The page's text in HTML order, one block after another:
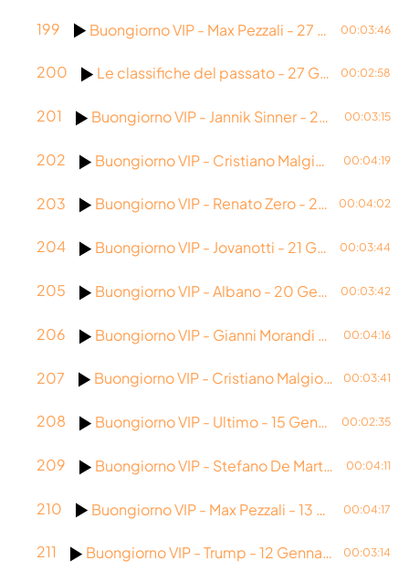
199 Buongiorno VIP - Max Pezzali - 27 Gennaio 2026 00:03:46
200 Le classifiche del passato - 27 Gennaio 2026 00:02:58
201 Buongiorno VIP - Jannik Sinner - 26 Gennaio 2026 00:03:15
202 Buongiorno VIP - Cristiano Malgioglio - 23 Gennaio 2026 00:04:19
203 Buongiorno VIP - Renato Zero - 22 Gennaio 2026 00:04:02
204 Buongiorno VIP - Jovanotti - 21 Gennaio 2026 00:03:44
205 Buongiorno VIP - Albano - 20 Gennaio 2026 00:03:42
206 Buongiorno VIP - Gianni Morandi - 19 Gennaio 2026 00:04:16
207 Buongiorno VIP - Cristiano Malgioglio - 16 Gennaio 2026 00:03:41
208 Buongiorno VIP - Ultimo - 15 Gennaio 2026 00:02:35
209 Buongiorno VIP - Stefano De Martino - 14 Gennaio 2026 00:04:11
210 Buongiorno VIP - Max Pezzali - 13 Gennaio 2026 00:04:17
211 Buongiorno VIP - Trump - 12 Gennaio 2026 00:03:14